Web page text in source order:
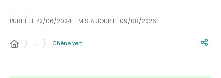
PUBLIÉ LE 22/06/2024 – MIS À JOUR LE 09/08/2026
… Chêne vert